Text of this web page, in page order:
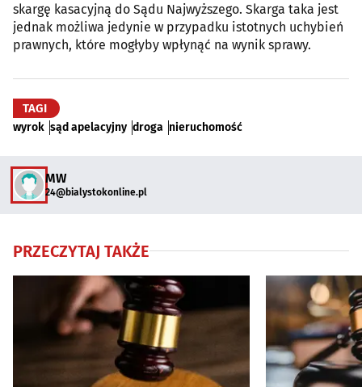
skargę kasacyjną do Sądu Najwyższego. Skarga taka jest
jednak możliwa jedynie w przypadku istotnych uchybień
prawnych, które mogłyby wpłynąć na wynik sprawy.
TAGI
wyrok sąd apelacyjny droga nieruchomość
MW
24@bialystokonline.pl
PRZECZYTAJ TAKŻE